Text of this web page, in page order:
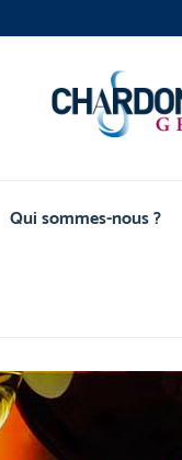
Qui sommes-nous ?